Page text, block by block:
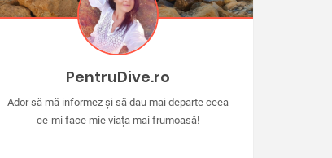
PentruDive.ro
Ador să mă informez și să dau mai departe ceea
ce-mi face mie viața mai frumoasă!